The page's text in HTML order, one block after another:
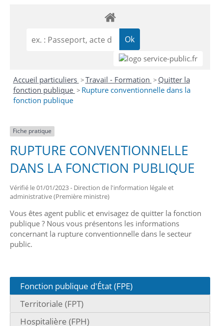
Accueil particuliers >Travail - Formation > Quitter la
fonction publique > Rupture conventionnelle dans la
fonction publique
Fiche pratique
RUPTURE CONVENTIONNELLE
DANS LA FONCTION PUBLIQUE
Vérifié le 01/01/2023 - Direction de l'information légale et
administrative (Première ministre)
Vous êtes agent public et envisagez de quitter la fonction
publique ? Nous vous présentons les informations
concernant la rupture conventionnelle dans le secteur
public.
Fonction publique d'État (FPE)
Territoriale (FPT)
Hospitalière (FPH)